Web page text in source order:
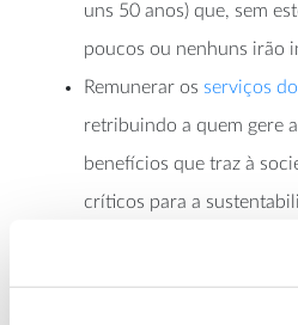
uns 50 anos) que, sem
poucos ou nenhuns irão
Remunerar os serviços
retribuindo a quem gere
benefícios que traz à
críticos para a